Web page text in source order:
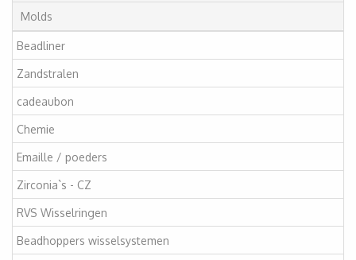
Molds
Beadliner
Zandstralen
cadeaubon
Chemie
Emaille / poeders
Zirconia`s - CZ
RVS Wisselringen
Beadhoppers wisselsystemen